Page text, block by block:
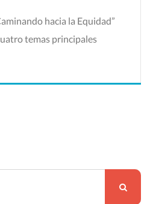
hacia la Equidad”
temas principales